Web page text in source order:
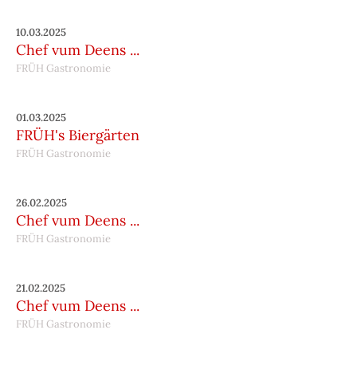
10.03.2025
Chef vum Deens ...
FRÜH Gastronomie
01.03.2025
FRÜH's Biergärten
FRÜH Gastronomie
26.02.2025
Chef vum Deens ...
FRÜH Gastronomie
21.02.2025
Chef vum Deens ...
FRÜH Gastronomie